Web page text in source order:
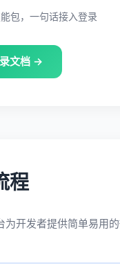
包，一句话接入登录
文档 →
程
为开发者提供简单易用